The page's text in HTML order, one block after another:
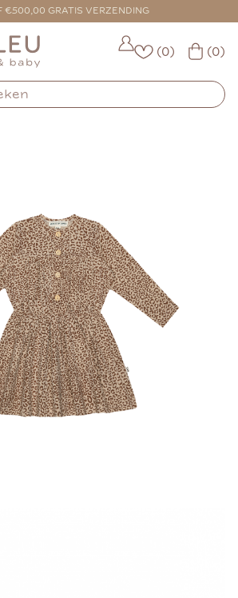
€500,00 GRATIS VERZENDING
BESTELD = VANDAAG VERZONDEN
(0) (0)